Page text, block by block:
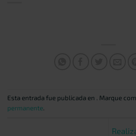
Esta entrada fue publicada en . Marque
permanente.